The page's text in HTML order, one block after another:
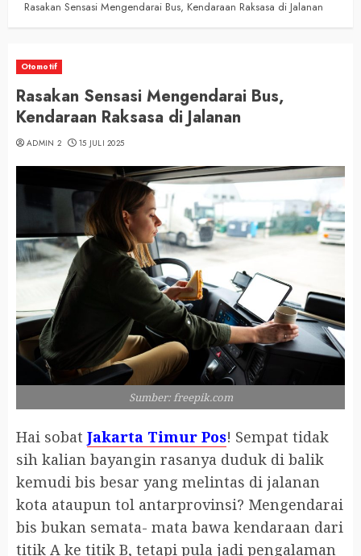
Rasakan Sensasi Mengendarai Bus, Kendaraan Raksasa di Jalanan
Otomotif
Rasakan Sensasi Mengendarai Bus,
Kendaraan Raksasa di Jalanan
ADMIN 2 15 JULI 2025
Sumber: freepik.com
Hai sobat Jakarta Timur Pos! Sempat tidak
sih kalian bayangin rasanya duduk di balik
kemudi bis besar yang melintas di jalanan
kota ataupun tol antarprovinsi? Mengendarai
bis bukan semata- mata bawa kendaraan dari
titik A ke titik B, tetapi pula jadi pengalaman